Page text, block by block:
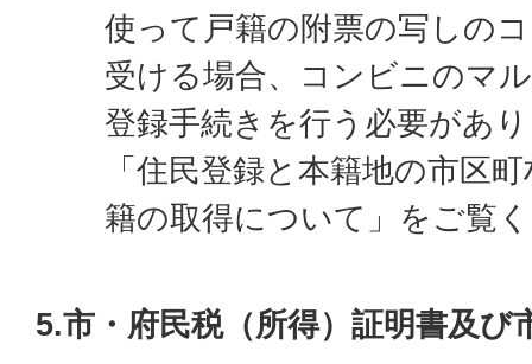
使って戸籍の附票の写しの
受ける場合、コンビニのマ
登録手続きを行う必要があ
「住民登録と本籍地の市区
籍の取得について」をご覧
5.市・府民税（所得）証明書及び